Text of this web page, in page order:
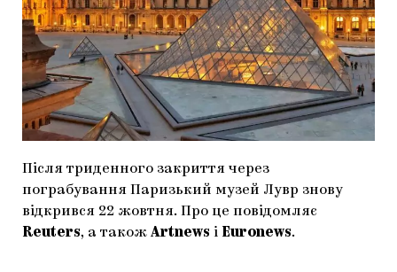
МАРІУПОЛЬСЬКІ МАРГІНАЛІЇ
ДОСЛІДНИЦЬКА ПЛАТФОРМА
ЗАПАЛЕННЯ
CARPATHIAN CULT ПРО РІЗДВЯНІ СВЯТА
Після триденного закриття через
пограбування Паризький музей Лувр знову
відкрився 22 жовтня. Про це повідомляє
Reuters, а також Artnews і Euronews.